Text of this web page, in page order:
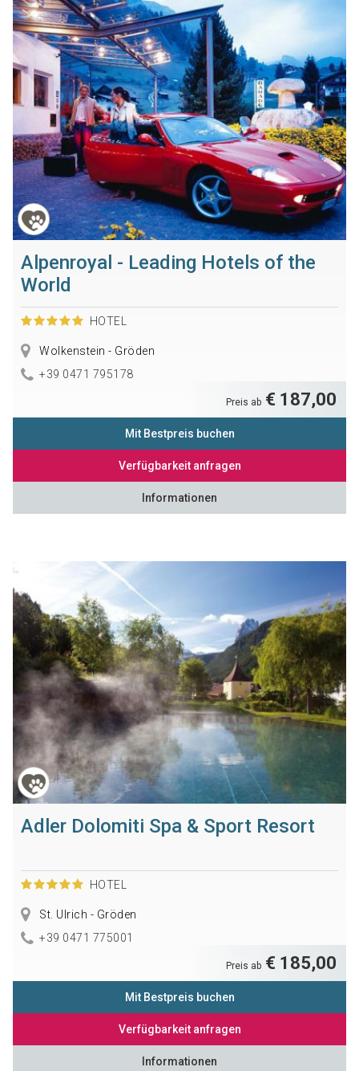
Alpenroyal - Leading Hotels of the
World
HOTEL
Wolkenstein - Gröden
+39 0471 795178
Preis ab € 187,00
Mit Bestpreis buchen
Verfügbarkeit anfragen
Informationen
Adler Dolomiti Spa & Sport Resort
HOTEL
St. Ulrich - Gröden
+39 0471 775001
Preis ab € 185,00
Mit Bestpreis buchen
Verfügbarkeit anfragen
Informationen